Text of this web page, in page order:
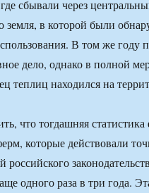
сбывали через
земля, в которой были
В том же году
дело, однако в полной
теплиц находился на
что тогдашняя
которые действовали
российского
одного раза в три года.